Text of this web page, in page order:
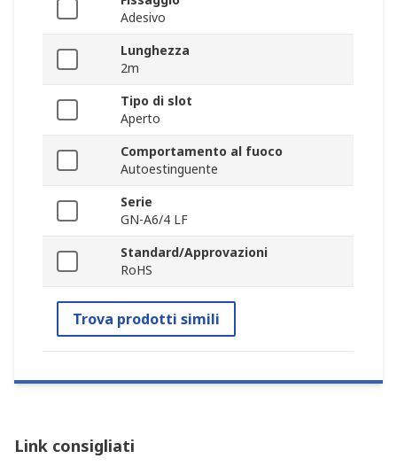
Adesivo
Lunghezza
2m
Tipo di slot
Aperto
Comportamento al fuoco
Autoestinguente
Serie
GN-A6/4 LF
Standard/Approvazioni
RoHS
Trova prodotti simili
Link consigliati